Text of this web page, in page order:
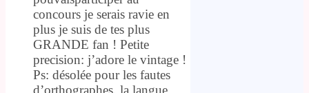
concours je serais ravie en
plus je suis de tes plus
GRANDE fan ! Petite
precision: j’adore le vintage !
Ps: désolée pour les fautes
d’orthographes, la langue